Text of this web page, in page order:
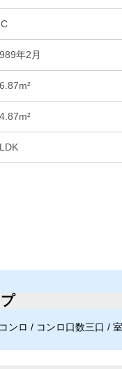
年2月
ンロ / コンロ口数三口 /